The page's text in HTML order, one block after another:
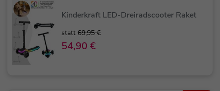
Kinderkraft LED-Dreiradscooter Raket
statt 69,95 €
54,90 €